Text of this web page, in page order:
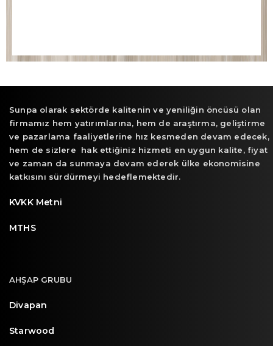
Sunpa olarak sektörde kalitenin ve yeniliğin öncüsü olan
firmamız hem yatırımlarına, hem de araştırma, geliştirme
ve pazarlama faaliyetlerine hız kesmeden devam edecek,
hem de sizlere hak ettiğiniz hizmeti en uygun kalite, fiyat
ve zaman da sunmaya devam ederek ülke ekonomisine
katkısını sürdürmeyi hedeflemektedir.
KVKK Metni
MTHS
AHŞAP GRUBU
Divapan
Starwood